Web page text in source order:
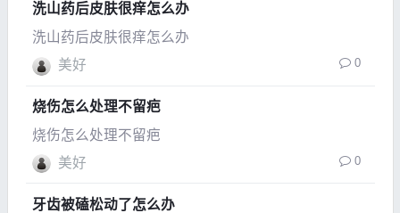
洗山药后皮肤很痒怎么办
洗山药后皮肤很痒怎么办
美好
0
烧伤怎么处理不留疤
烧伤怎么处理不留疤
美好
0
牙齿被磕松动了怎么办